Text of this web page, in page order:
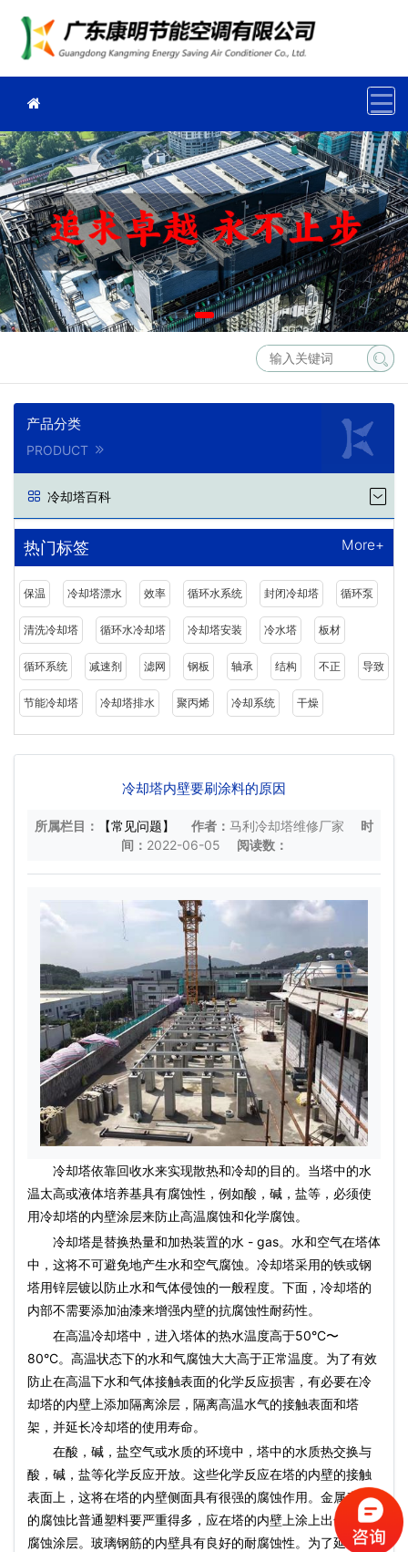
产品分类
PRODUCT
冷却塔百科
热门标签 More+
保温 冷却塔漂水 效率 循环水系统 封闭冷却塔 循环泵
清洗冷却塔 循环水冷却塔 冷却塔安装 冷水塔 板材
循环系统 减速剂 滤网 钢板 轴承 结构 不正 导致
节能冷却塔 冷却塔排水 聚丙烯 冷却系统 干燥
冷却塔内壁要刷涂料的原因
所属栏目： 【常见问题】 作者： 马利冷却塔维修厂家
时
间： 2022-06-05 阅读数：
冷却塔依靠回收水来实现散热和冷却的目的。当塔中的水
温太高或液体培养基具有腐蚀性，例如酸，碱，盐等，必须使
用冷却塔的内壁涂层来防止高温腐蚀和化学腐蚀。
冷却塔是替换热量和加热装置的水 - gas。水和空气在塔体
中，这将不可避免地产生水和空气腐蚀。冷却塔采用的铁或钢
塔用锌层镀以防止水和气体侵蚀的一般程度。下面，冷却塔的
内部不需要添加油漆来增强内壁的抗腐蚀性耐药性。
在高温冷却塔中，进入塔体的热水温度高于50°C〜
80°C。高温状态下的水和气腐蚀大大高于正常温度。为了有效
防止在高温下水和气体接触表面的化学反应损害，有必要在冷
却塔的内壁上添加隔离涂层，隔离高温水气的接触表面和塔
架，并延长冷却塔的使用寿命。
在酸，碱，盐空气或水质的环境中，塔中的水质热交换与
酸，碱，盐等化学反应开放。这些化学反应在塔的内壁的接触
表面上，这将在塔的内壁侧面具有很强的腐蚀作用。金属表面
的腐蚀比普通塑料要严重得多，应在塔的内壁上涂上出色的抗
腐蚀涂层。玻璃钢筋的内壁具有良好的耐腐蚀性。为了延长数